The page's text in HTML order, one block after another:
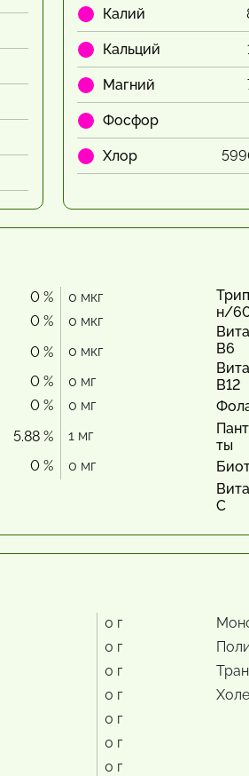
Калий
Кальций
Магний
Фосфор
Хлор
0 %
0 мкг
0 %
0 мкг
0 %
0 мкг
0 %
0 мг
0 %
0 мг
5.88 %
1 мг
0 % 0 мг
н/
В6
В12
ты
С
0 г
0 г
0 г
0 г
0 г
0 г
0 г